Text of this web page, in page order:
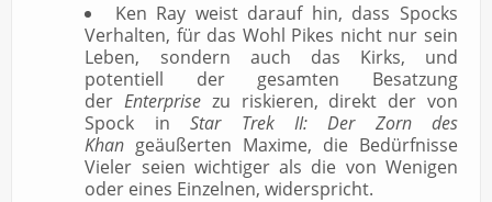
Ken Ray weist darauf hin, dass Spocks
Verhalten, für das Wohl Pikes nicht nur sein
Leben, sondern auch das Kirks, und
potentiell der gesamten Besatzung
derEnterprise zu riskieren, direkt der von
Spock inStar Trek II: Der Zorn des
Khan geäußerten Maxime, die Bedürfnisse
Vieler seien wichtiger als die von Wenigen
oder eines Einzelnen, widerspricht.